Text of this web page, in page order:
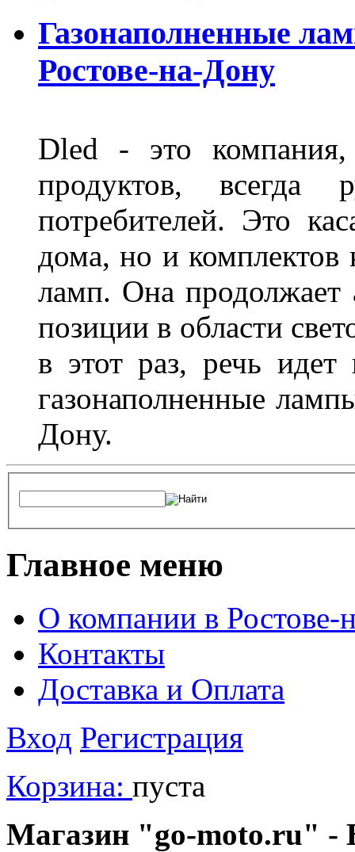
Газонаполненные
Ростове-на-Дону
Dled - это
продуктов, всегда
потребителей. Это
дома, но и
ламп. Она продолжает
позиции в области
в этот раз, речь
газонаполненные
Дону.
Главное меню
О компании в Ростове-
Контакты
Доставка и Оплата
Вход Регистрация
Корзина: пуста
Магазин "go-moto.ru" -